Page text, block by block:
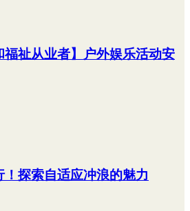
福祉从业者】户外娱乐活动安
！探索自适应冲浪的魅力